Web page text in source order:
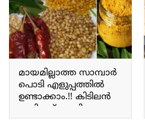
മായമില്ലാത്ത സാമ്പാർ
പൊടി എളുപ്പത്തിൽ
ഉണ്ടാക്കാം.!! കിടിലൻ
രുചികൂട്ട്.. ഇനി സദ്യ
സാമ്പാർ വീട്ടിൽ